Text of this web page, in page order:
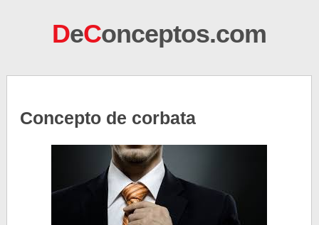
DeConceptos.com
Concepto de corbata